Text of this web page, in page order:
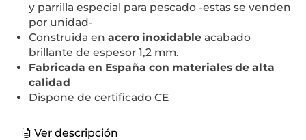
y parrilla especial para pescado -estas se venden
por unidad-
Construida en acero inoxidable acabado
brillante de espesor 1,2 mm.
Fabricada en España con materiales de alta
calidad
Dispone de certificado CE
Ver descripción